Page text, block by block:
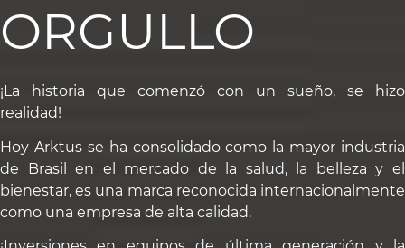
ORGULLO
¡La historia que comenzó con un sueño, se hizo
realidad!
Hoy Arktus se ha consolidado como la mayor industria
de Brasil en el mercado de la salud, la belleza y el
bienestar, es una marca reconocida internacionalmente
como una empresa de alta calidad.